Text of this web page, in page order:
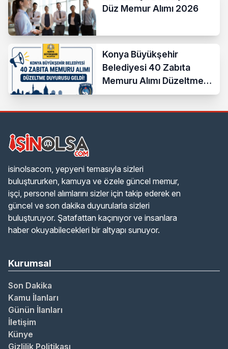
Düz Memur Alımı 2026
Konya Büyükşehir
Belediyesi 40 Zabıta
Memuru Alımı Düzeltme
Duyurusu Geldi!
isinolsacom, yepyeni temasıyla sizleri
buluştururken, kamuya ve özele güncel memur,
işçi, personel alımlarını sizler için takip ederek en
güncel ve son dakika duyurularla sizleri
buluşturuyor. Şatafattan kaçınıyor ve insanlara
haber okuyabilecekleri bir altyapı sunuyor.
Kurumsal
Son Dakika
Kamu İlanları
Günün İlanları
İletişim
Künye
Gizlilik Politikası